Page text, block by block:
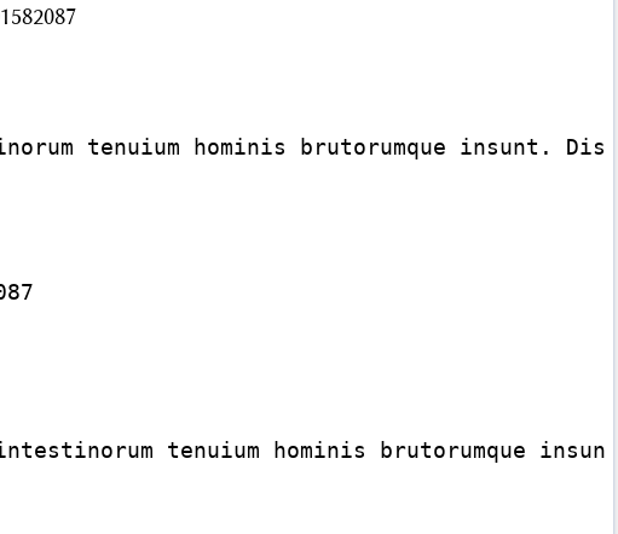
tenuium hominis brutorumque insunt.
tenuium hominis brutorumque